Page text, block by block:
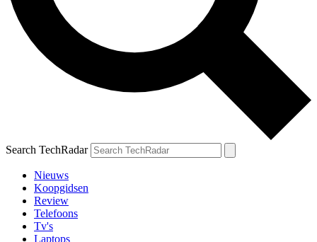
Search TechRadar
Nieuws
Koopgidsen
Review
Telefoons
Tv's
Laptops